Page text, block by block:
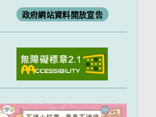
政府網站資料開放宣告